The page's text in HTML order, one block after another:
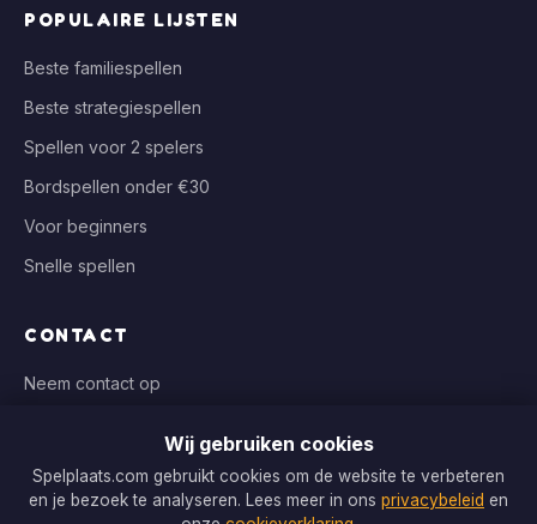
POPULAIRE LIJSTEN
Beste familiespellen
Beste strategiespellen
Spellen voor 2 spelers
Bordspellen onder €30
Voor beginners
Snelle spellen
CONTACT
Neem contact op
WIJ VERGELIJKEN BIJ
Wij gebruiken cookies
Spelplaats.com gebruikt cookies om de website te verbeteren
en je bezoek te analyseren. Lees meer in ons privacybeleid en